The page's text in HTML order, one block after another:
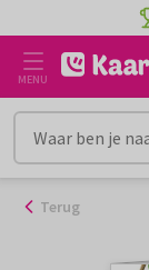
naar
inhoud
MENU
Terug